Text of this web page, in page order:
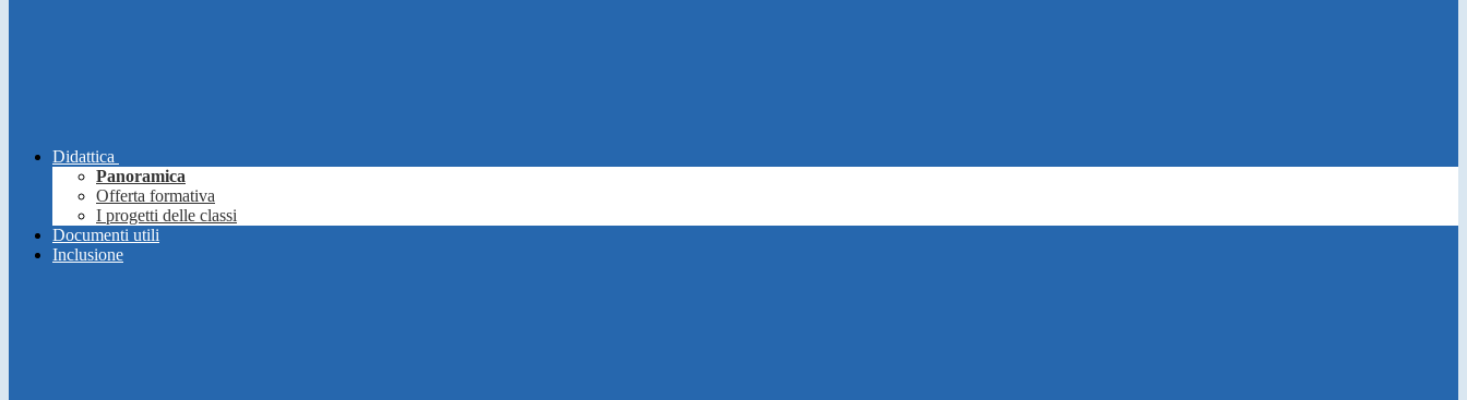
Didattica
Panoramica
Offerta formativa
I progetti delle classi
Documenti utili
Inclusione